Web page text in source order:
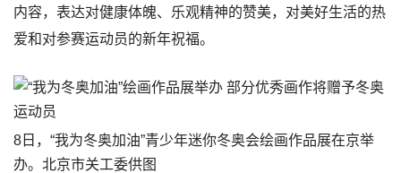
内容，表达对健康体魄、乐观精神的赞美，对美好生活的热
爱和对参赛运动员的新年祝福。
8日，“我为冬奥加油”青少年迷你冬奥会绘画作品展在京举
办。北京市关工委供图